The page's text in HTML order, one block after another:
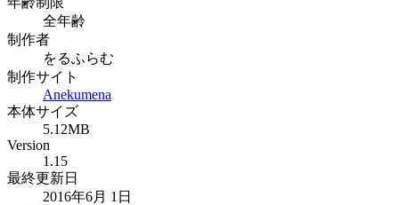
全年齢
制作者
をるふらむ
制作サイト
Anekumena
本体サイズ
5.12MB
Version
1.15
最終更新日
2016年6月 1日